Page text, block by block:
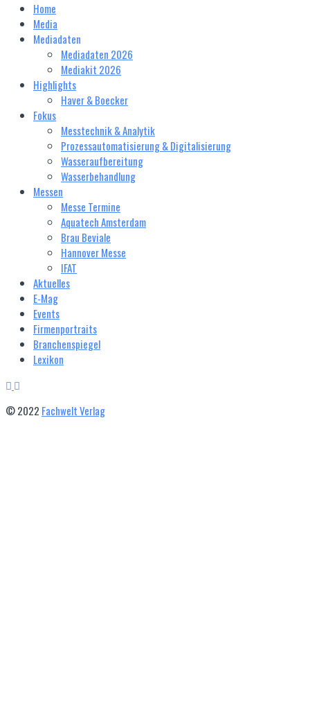
Home
Media
Mediadaten
Mediadaten 2026
Mediakit 2026
Highlights
Haver & Boecker
Fokus
Messtechnik & Analytik
Prozessautomatisierung & Digitalisierung
Wasseraufbereitung
Wasserbehandlung
Messen
Messe Termine
Aquatech Amsterdam
Brau Beviale
Hannover Messe
IFAT
Aktuelles
E‑Mag
Events
Firmenportraits
Branchenspiegel
Lexikon
© 2022 Fachwelt Verlag